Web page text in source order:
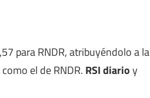
para RNDR, atribuyéndolo a la
el de RNDR. RSI diarioy